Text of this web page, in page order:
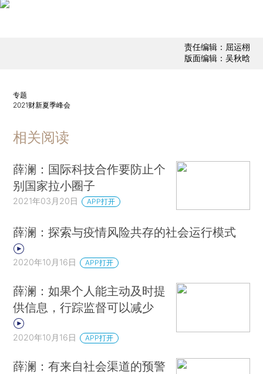
责任编辑：屈运栩
版面编辑：吴秋晗
专题
2021财新夏季峰会
相关阅读
薛澜：国际科技合作要防止个
别国家拉小圈子
2021年03月20日 APP打开
薛澜：探索与疫情风险共存的社会运行模式
2020年10月16日 APP打开
薛澜：如果个人能主动及时提
供信息，行踪监督可以减少
2020年10月16日 APP打开
薛澜：有来自社会渠道的预警